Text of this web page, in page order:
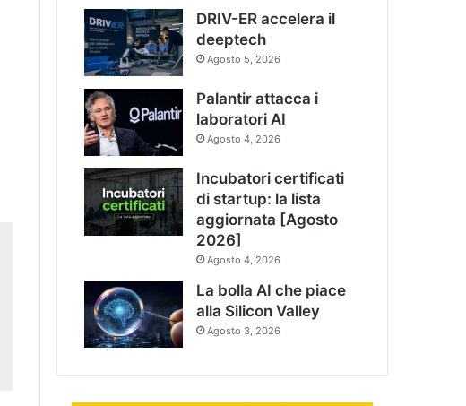
DRIV-ER accelera il
deeptech
Agosto 5, 2026
Palantir attacca i
laboratori AI
Agosto 4, 2026
Incubatori certificati
di startup: la lista
aggiornata [Agosto
2026]
Agosto 4, 2026
La bolla AI che piace
alla Silicon Valley
Agosto 3, 2026